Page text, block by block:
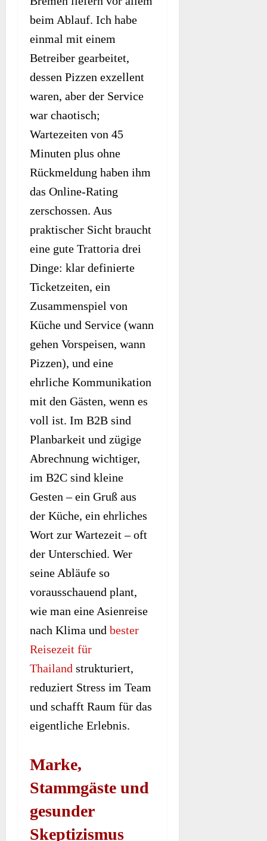
beim Ablauf. Ich habe
einmal mit einem
Betreiber gearbeitet,
dessen Pizzen exzellent
waren, aber der Service
war chaotisch;
Wartezeiten von 45
Minuten plus ohne
Rückmeldung haben ihm
das Online-Rating
zerschossen. Aus
praktischer Sicht braucht
eine gute Trattoria drei
Dinge: klar definierte
Ticketzeiten, ein
Zusammenspiel von
Küche und Service (wann
gehen Vorspeisen, wann
Pizzen), und eine
ehrliche Kommunikation
mit den Gästen, wenn es
voll ist. Im B2B sind
Planbarkeit und zügige
Abrechnung wichtiger,
im B2C sind kleine
Gesten – ein Gruß aus
der Küche, ein ehrliches
Wort zur Wartezeit – oft
der Unterschied. Wer
seine Abläufe so
vorausschauend plant,
wie man eine Asienreise
nach Klima und bester
Reisezeit für
Thailand strukturiert,
reduziert Stress im Team
und schafft Raum für das
eigentliche Erlebnis.
Marke,
Stammgäste und
gesunder
Skeptizismus